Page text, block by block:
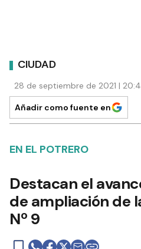
CIUDAD
28 de septiembre de 2021 |
Añadir como fuente en
EN EL POTRERO
Destacan el
de ampliación de
Nº 9